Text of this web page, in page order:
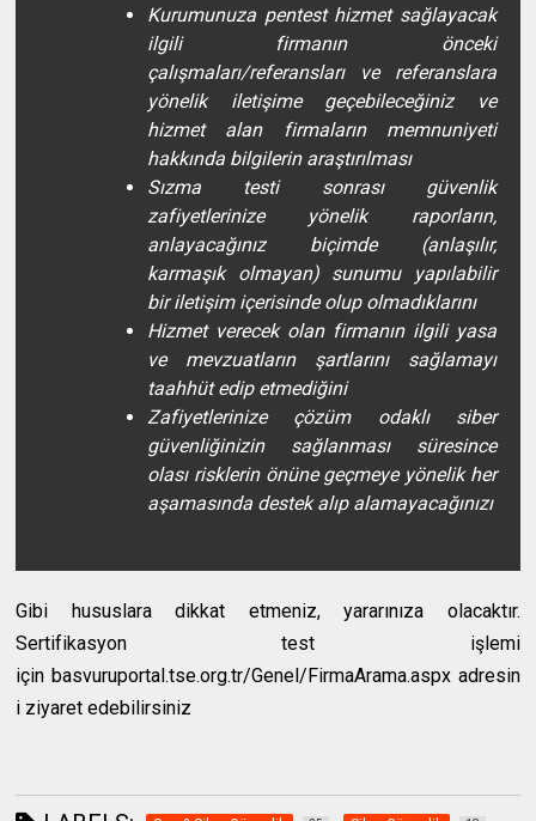
Kurumunuza pentest hizmet sağlayacak
ilgili firmanın önceki
çalışmaları/referansları ve referanslara
yönelik iletişime geçebileceğiniz ve
hizmet alan firmaların memnuniyeti
hakkında bilgilerin araştırılması
Sızma testi sonrası güvenlik
zafiyetlerinize yönelik raporların,
anlayacağınız biçimde (anlaşılır,
karmaşık olmayan) sunumu yapılabilir
bir iletişim içerisinde olup olmadıklarını
Hizmet verecek olan firmanın ilgili yasa
ve mevzuatların şartlarını sağlamayı
taahhüt edip etmediğini
Zafiyetlerinize çözüm odaklı siber
güvenliğinizin sağlanması süresince
olası risklerin önüne geçmeye yönelik her
aşamasında destek alıp alamayacağınızı
Gibi hususlara dikkat etmeniz, yararınıza olacaktır.
Sertifikasyon test işlemi
için basvuruportal.tse.org.tr/Genel/FirmaArama.aspx adresin
i ziyaret edebilirsiniz